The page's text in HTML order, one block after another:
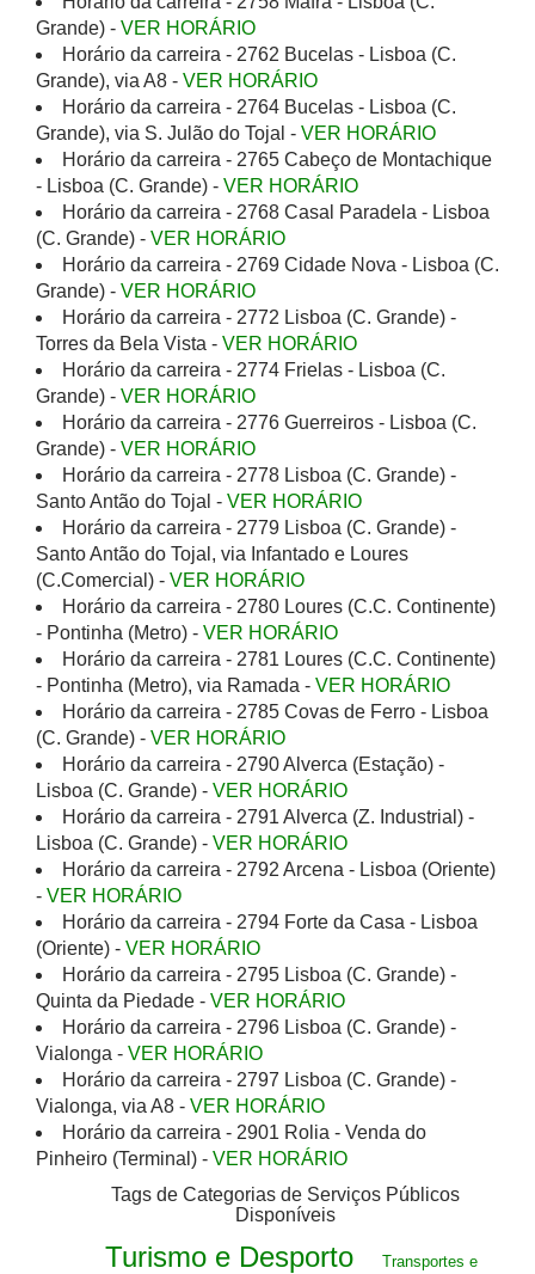
Grande) - VER HORÁRIO
Horário da carreira - 2762 Bucelas - Lisboa (C.
Grande), via A8 - VER HORÁRIO
Horário da carreira - 2764 Bucelas - Lisboa (C.
Grande), via S. Julão do Tojal - VER HORÁRIO
Horário da carreira - 2765 Cabeço de Montachique
- Lisboa (C. Grande) - VER HORÁRIO
Horário da carreira - 2768 Casal Paradela - Lisboa
(C. Grande) - VER HORÁRIO
Horário da carreira - 2769 Cidade Nova - Lisboa (C.
Grande) - VER HORÁRIO
Horário da carreira - 2772 Lisboa (C. Grande) -
Torres da Bela Vista - VER HORÁRIO
Horário da carreira - 2774 Frielas - Lisboa (C.
Grande) - VER HORÁRIO
Horário da carreira - 2776 Guerreiros - Lisboa (C.
Grande) - VER HORÁRIO
Horário da carreira - 2778 Lisboa (C. Grande) -
Santo Antão do Tojal - VER HORÁRIO
Horário da carreira - 2779 Lisboa (C. Grande) -
Santo Antão do Tojal, via Infantado e Loures
(C.Comercial) - VER HORÁRIO
Horário da carreira - 2780 Loures (C.C. Continente)
- Pontinha (Metro) - VER HORÁRIO
Horário da carreira - 2781 Loures (C.C. Continente)
- Pontinha (Metro), via Ramada - VER HORÁRIO
Horário da carreira - 2785 Covas de Ferro - Lisboa
(C. Grande) - VER HORÁRIO
Horário da carreira - 2790 Alverca (Estação) -
Lisboa (C. Grande) - VER HORÁRIO
Horário da carreira - 2791 Alverca (Z. Industrial) -
Lisboa (C. Grande) - VER HORÁRIO
Horário da carreira - 2792 Arcena - Lisboa (Oriente)
- VER HORÁRIO
Horário da carreira - 2794 Forte da Casa - Lisboa
(Oriente) - VER HORÁRIO
Horário da carreira - 2795 Lisboa (C. Grande) -
Quinta da Piedade - VER HORÁRIO
Horário da carreira - 2796 Lisboa (C. Grande) -
Vialonga - VER HORÁRIO
Horário da carreira - 2797 Lisboa (C. Grande) -
Vialonga, via A8 - VER HORÁRIO
Horário da carreira - 2901 Rolia - Venda do
Pinheiro (Terminal) - VER HORÁRIO
Tags de Categorias de Serviços Públicos
Disponíveis
Turismo e Desporto
Transportes e